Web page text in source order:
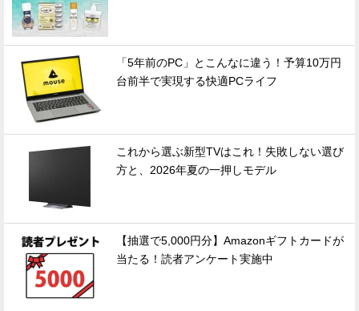
「5年前のPC」とこんなに違う！予算10万円
台前半で実現する快適PCライフ
これから選ぶ新型TVはこれ！失敗しない選び
方と、2026年夏の一押しモデル
【抽選で5,000円分】Amazonギフトカードが
当たる！読者アンケート実施中